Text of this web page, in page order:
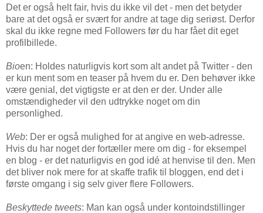
Det er også helt fair, hvis du ikke vil det - men det betyder
bare at det også er svært for andre at tage dig seriøst. Derfor
skal du ikke regne med Followers før du har fået dit eget
profilbillede.
Bioen: Holdes naturligvis kort som alt andet på Twitter - den
er kun ment som en teaser på hvem du er. Den behøver ikke
være genial, det vigtigste er at den er der. Under alle
omstændigheder vil den udtrykke noget om din
personlighed.
Web: Der er også mulighed for at angive en web-adresse.
Hvis du har noget der fortæller mere om dig - for eksempel
en blog - er det naturligvis en god idé at henvise til den. Men
det bliver nok mere for at skaffe trafik til bloggen, end det i
første omgang i sig selv giver flere Followers.
Beskyttede tweets: Man kan også under kontoindstillinger